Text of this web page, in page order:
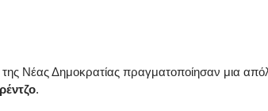
της Νέας Δημοκρατίας πραγματοποίησαν μια
.